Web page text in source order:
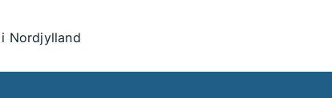
Nordjylland